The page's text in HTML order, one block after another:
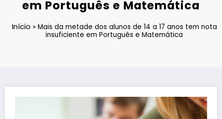
em Português e Matemática
Início » Mais da metade dos alunos de 14 a 17 anos tem nota
insuficiente em Português e Matemática